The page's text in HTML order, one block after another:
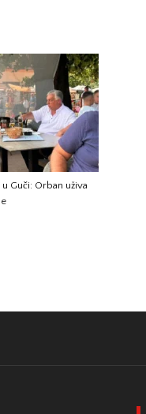
Guči: Orban uživa